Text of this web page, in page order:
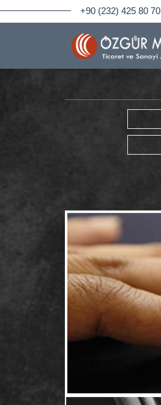
+90 (232) 425 80 70